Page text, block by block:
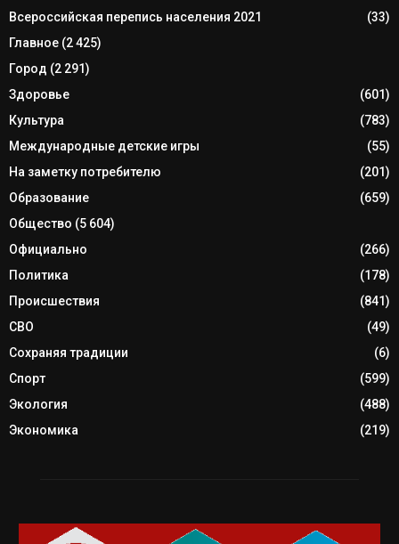
Всероссийская перепись населения 2021
(33)
Главное (2 425)
Город (2 291)
Здоровье
(601)
Культура
(783)
Международные детские игры
(55)
На заметку потребителю
(201)
Образование
(659)
Общество (5 604)
Официально
(266)
Политика
(178)
Происшествия
(841)
СВО
(49)
Сохраняя традиции
(6)
Спорт
(599)
Экология
(488)
Экономика
(219)